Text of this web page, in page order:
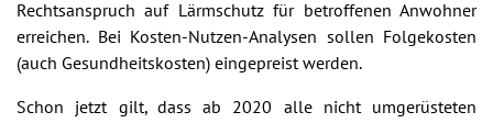
Rechtsanspruch auf Lärmschutz für betroffenen Anwohner
erreichen. Bei Kosten-Nutzen-Analysen sollen Folgekosten
(auch Gesundheitskosten) eingepreist werden.
Schon jetzt gilt, dass ab 2020 alle nicht umgerüsteten